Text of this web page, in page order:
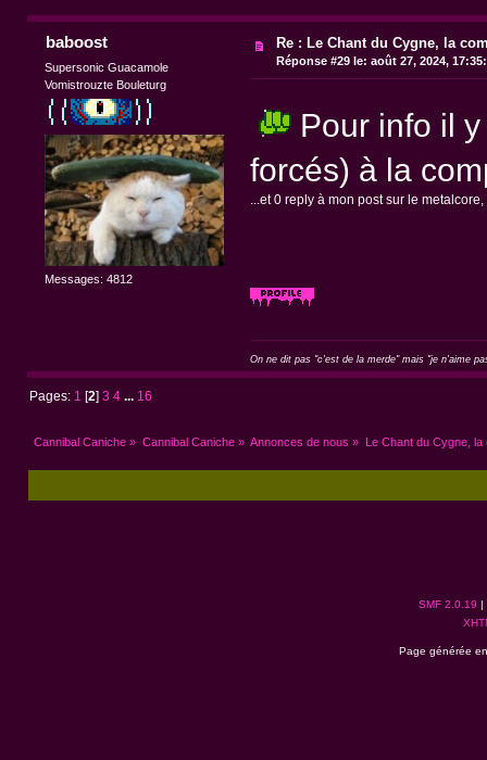
baboost
Supersonic Guacamole
Vomistrouzte Bouleturg
Messages: 4812
Re : Le Chant du Cygne, la
Réponse #29 le: août 27, 2024,
Pour info il
forcés) à la
...et 0 reply à mon post sur le
On ne dit pas "c'est de la merde" mais "je n'aime
Pages: 1 [2 ]3 4 ... 16
Cannibal Caniche » Cannibal Caniche» Annonces de nous » Le Chant du Cygne, la
SMF 2.0.19 |
Page générée